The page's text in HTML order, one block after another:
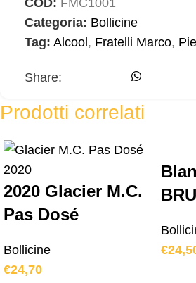
Categoria: Bollicine
Tag: Alcool, Fratelli Marco,
Share:
Prodotti correlati
2020 Glacier M.C.
Pas Dosé
Bollicine
€24,70
€